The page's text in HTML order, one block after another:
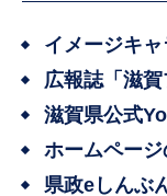
イメージキ
広報誌「滋賀
滋賀県公式
ホームペー
県政eしんぶ